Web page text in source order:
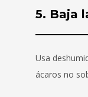
5. Baja
Usa
ácaros no